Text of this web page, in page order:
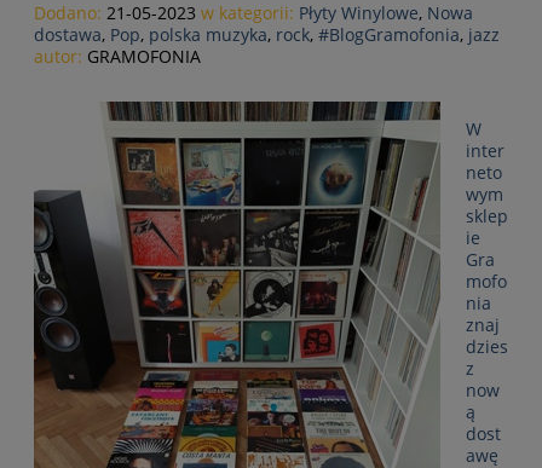
Dodano: 21-05-2023 w kategorii: Płyty Winylowe, Nowa
dostawa, Pop, polska muzyka, rock, #BlogGramofonia, jazz
autor: GRAMOFONIA
W
inter
neto
wym
sklep
ie
Gra
mofo
nia
znaj
dzies
z
now
ą
dost
awę